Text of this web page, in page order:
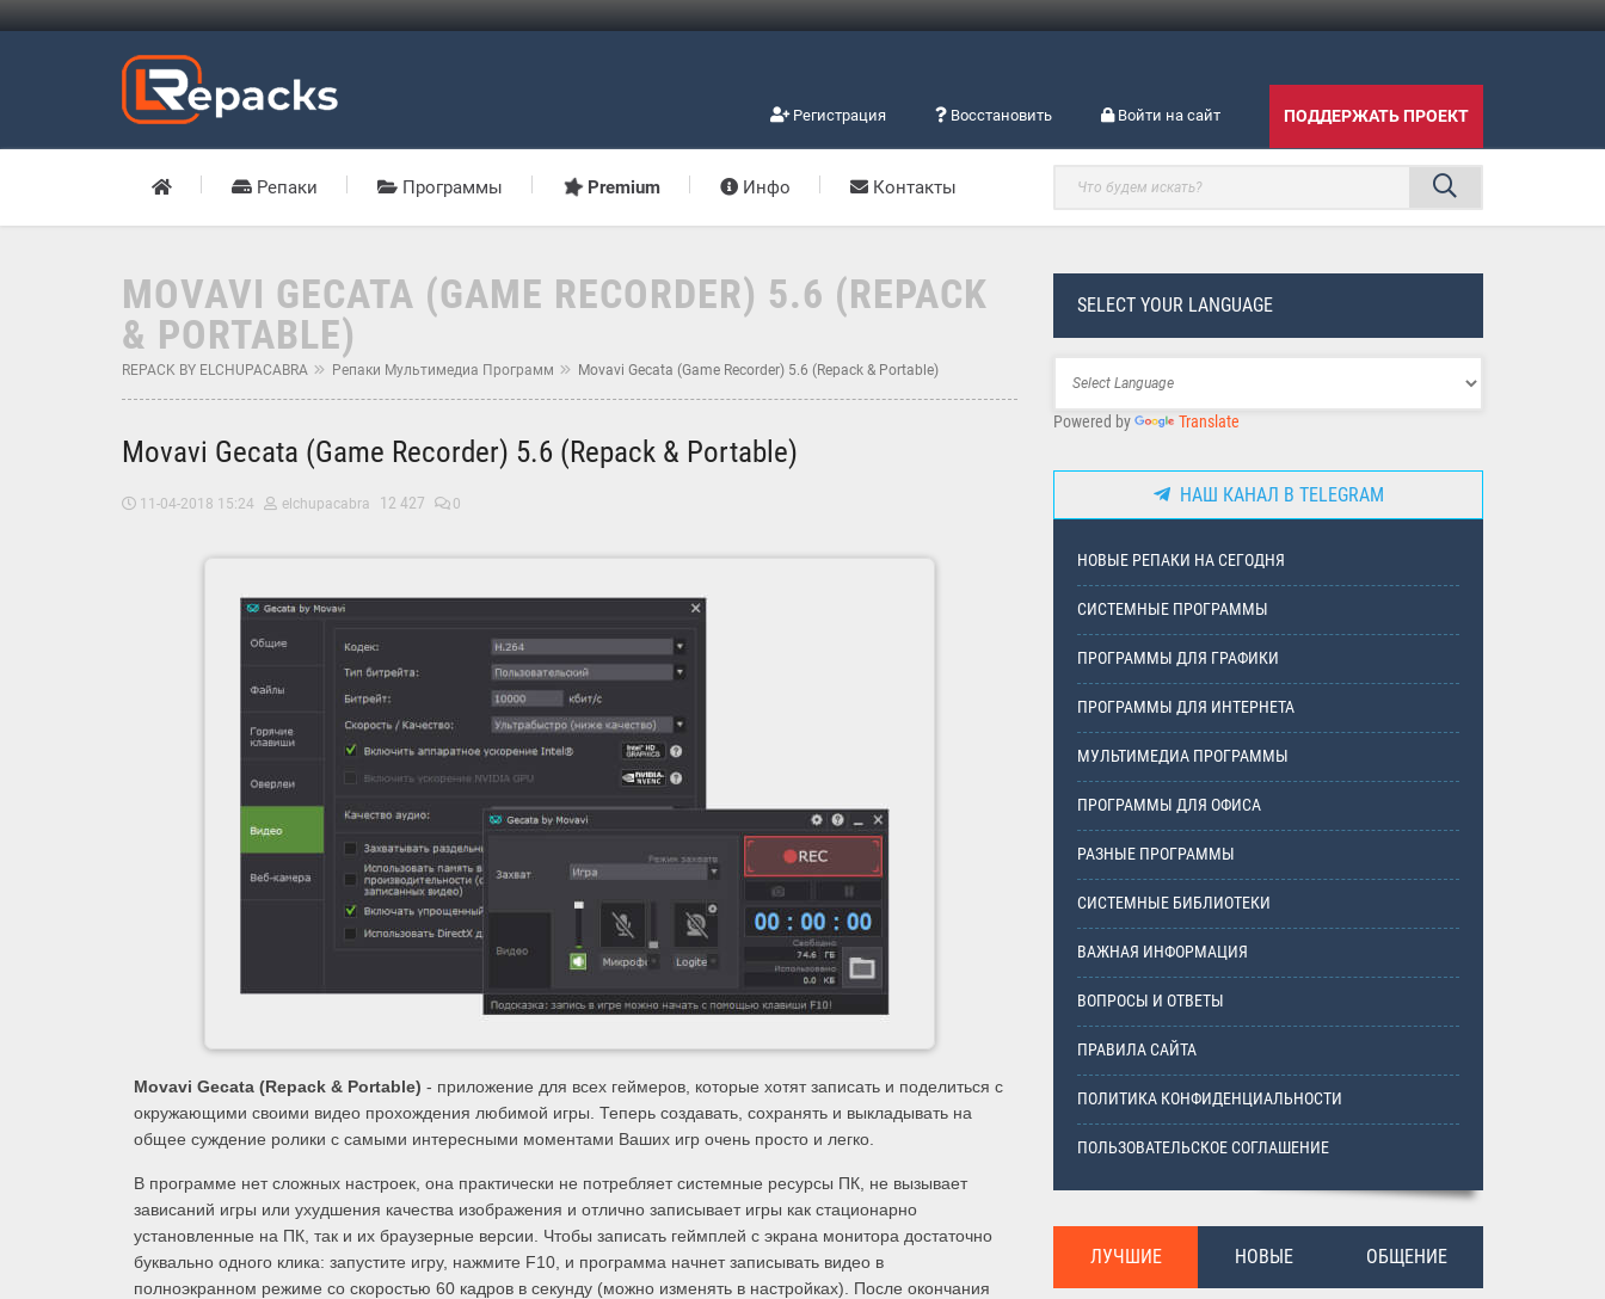
Регистрация Восстановить Войти на сайт ПОДДЕРЖАТЬ ПРОЕКТ
Репаки Программы Premium Инфо Контакты
MOVAVI GECATA (GAME RECORDER) 5.6 (REPACK
& PORTABLE)
REPACK BY ELCHUPACABRA Репаки Мультимедиа Программ Movavi Gecata (Game Recorder) 5.6 (Repack & Portable)
Movavi Gecata (Game Recorder) 5.6 (Repack & Portable)
11-04-2018 15:24 elchupacabra 12 427 0
Movavi Gecata (Repack & Portable) - приложение для всех геймеров, которые хотят записать и поделиться с
окружающими своими видео прохождения любимой игры. Теперь создавать, сохранять и выкладывать на
общее суждение ролики с самыми интересными моментами Ваших игр очень просто и легко.
В программе нет сложных настроек, она практически не потребляет системные ресурсы ПК, не вызывает
зависаний игры или ухудшения качества изображения и отлично записывает игры как стационарно
установленные на ПК, так и их браузерные версии. Чтобы записать геймплей с экрана монитора достаточно
буквально одного клика: запустите игру, нажмите F10, и программа начнет записывать видео в
полноэкранном режиме со скоростью 60 кадров в секунду (можно изменять в настройках). После окончания
SELECT YOUR LANGUAGE
Powered by Translate
НАШ КАНАЛ В TELEGRAM
НОВЫЕ РЕПАКИ НА СЕГОДНЯ
СИСТЕМНЫЕ ПРОГРАММЫ
ПРОГРАММЫ ДЛЯ ГРАФИКИ
ПРОГРАММЫ ДЛЯ ИНТЕРНЕТА
МУЛЬТИМЕДИА ПРОГРАММЫ
ПРОГРАММЫ ДЛЯ ОФИСА
РАЗНЫЕ ПРОГРАММЫ
СИСТЕМНЫЕ БИБЛИОТЕКИ
ВАЖНАЯ ИНФОРМАЦИЯ
ВОПРОСЫ И ОТВЕТЫ
ПРАВИЛА САЙТА
ПОЛИТИКА КОНФИДЕНЦИАЛЬНОСТИ
ПОЛЬЗОВАТЕЛЬСКОЕ СОГЛАШЕНИЕ
ЛУЧШИЕ НОВЫЕ ОБЩЕНИЕ